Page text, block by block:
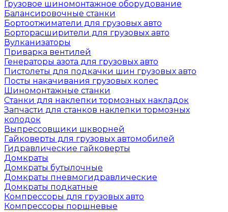
Грузовое шиномонтажное оборудование
Балансировочные станки
Бортоотжиматели для грузовых авто
Борторасширители для грузовых авто
Вулканизаторы
Приварка вентилей
Генераторы азота для грузовых авто
Пистолеты для подкачки шин грузовых авто
Посты накачивания грузовых колес
Шиномонтажные станки
Станки для наклепки тормозных накладок
Запчасти для станков наклепки тормозных
колодок
Выпрессовщики шкворней
Гайковерты для грузовых автомобилей
Гидравлические гайковерты
Домкраты
Домкраты бутылочные
Домкраты пневмогидравлические
Домкраты подкатные
Компрессоры для грузовых авто
Компрессоры поршневые